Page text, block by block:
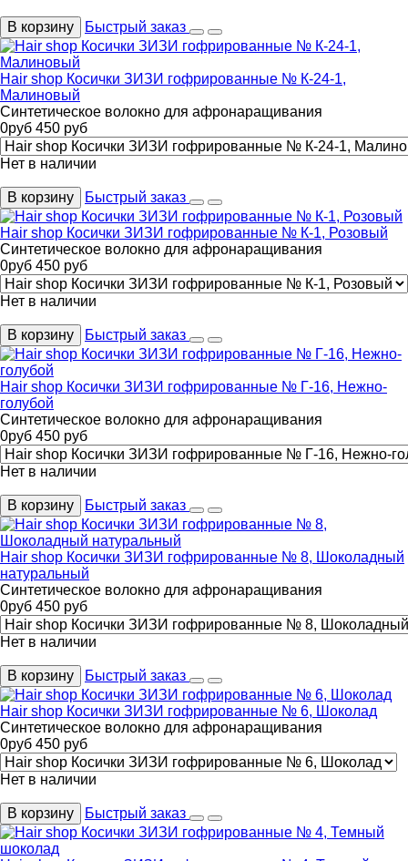
В корзину Быстрый заказ
Hair shop Косички ЗИЗИ гофрированные № К-24-1,
Малиновый
Синтетическое волокно для афронаращивания
0руб 450 руб
Нет в наличии
В корзину Быстрый заказ
Hair shop Косички ЗИЗИ гофрированные № К-1, Розовый
Синтетическое волокно для афронаращивания
0руб 450 руб
Нет в наличии
В корзину Быстрый заказ
Hair shop Косички ЗИЗИ гофрированные № Г-16, Нежно-
голубой
Синтетическое волокно для афронаращивания
0руб 450 руб
Нет в наличии
В корзину Быстрый заказ
Hair shop Косички ЗИЗИ гофрированные № 8, Шоколадный
натуральный
Синтетическое волокно для афронаращивания
0руб 450 руб
Нет в наличии
В корзину Быстрый заказ
Hair shop Косички ЗИЗИ гофрированные № 6, Шоколад
Синтетическое волокно для афронаращивания
0руб 450 руб
Нет в наличии
В корзину Быстрый заказ